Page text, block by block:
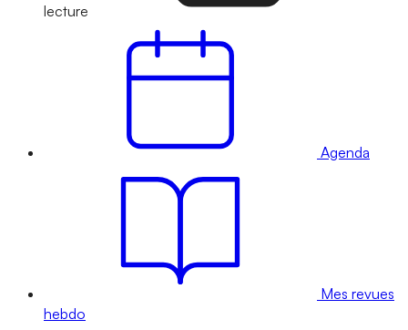
lecture
Agenda
Mes revues
hebdo